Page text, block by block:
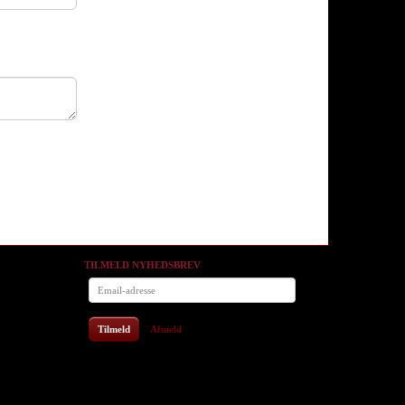
TILMELD NYHEDSBREV
Email-
adresse
Tilmeld Afmeld